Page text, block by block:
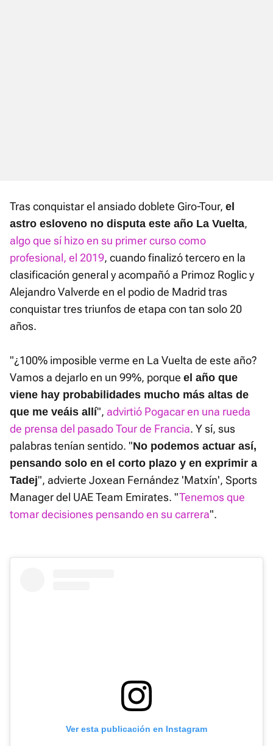
Tras conquistar el ansiado doblete Giro-Tour, el
astro esloveno no disputa este año La Vuelta,
algo que sí hizo en su primer curso como
profesional, el 2019, cuando finalizó tercero en la
clasificación general y acompañó a Primoz Roglic y
Alejandro Valverde en el podio de Madrid tras
conquistar tres triunfos de etapa con tan solo 20
años.
"¿100% imposible verme en La Vuelta de este año?
Vamos a dejarlo en un 99%, porque el año que
viene hay probabilidades mucho más altas de
que me veáis allí", advirtió Pogacar en una rueda
de prensa del pasado Tour de Francia. Y sí, sus
palabras tenían sentido. "No podemos actuar así,
pensando solo en el corto plazo y en exprimir a
Tadej", advierte Joxean Fernández 'Matxín', Sports
Manager del UAE Team Emirates. "Tenemos que
tomar decisiones pensando en su carrera".
Ver esta publicación en Instagram